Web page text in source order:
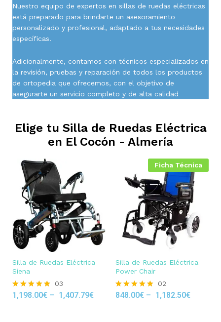
Nuestro equipo de expertos en sillas de ruedas eléctricas
está preparado para brindarte un asesoramiento
personalizado y profesional, adaptado a tus necesidades
específicas.
Adicionalmente, contamos con técnicos especializados en
la revisión, pruebas y reparación de todos los productos
de ortopedia que ofrecemos, con el objetivo de
asegurarte un servicio completo y de alta calidad
Elige tu Silla de Ruedas Eléctrica
en El Cocón - Almería
Silla de Ruedas Eléctrica
Siena
Rated
03
1,198.00€ – 1,407.79€
Ficha Técnica
Silla de Ruedas Eléctrica
Power Chair
Rated
02
848.00€ – 1,182.50€